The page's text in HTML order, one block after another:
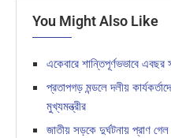
You Might Also Like
একেবারে শান্তিপূর্ণভভাবে এবছর
প্রতাপগড় মন্ডলে দলীয়
মুখ্যমন্ত্রীর
জাতীয় সড়কে দুর্ঘটনায় প্রাণ